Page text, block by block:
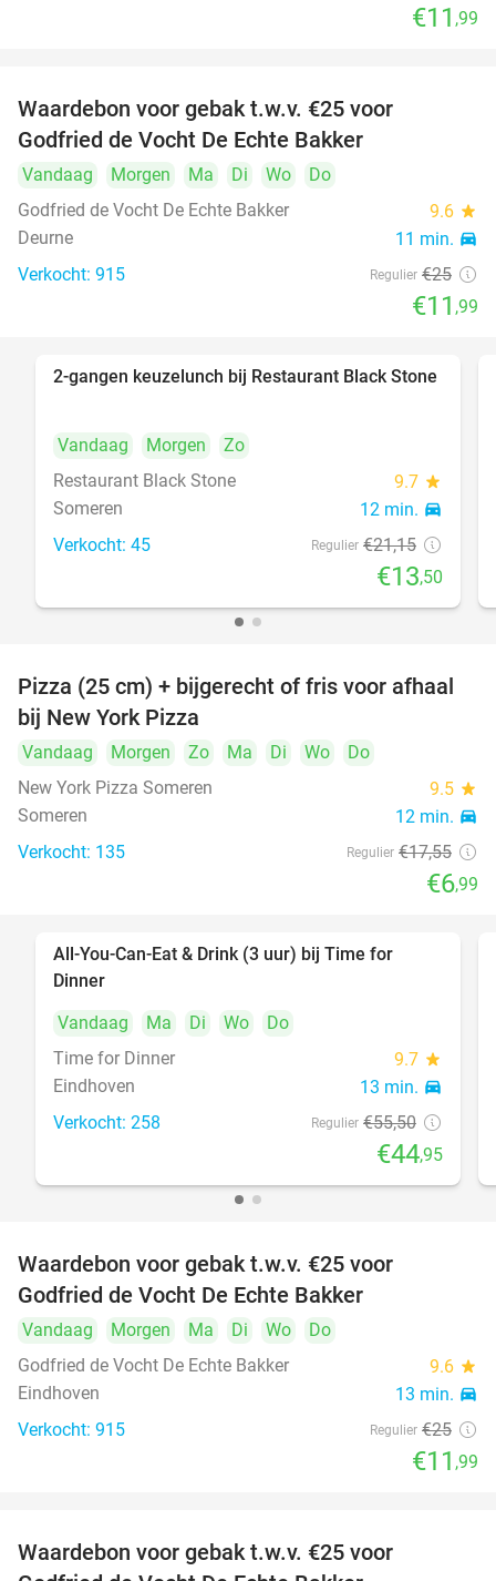
€11 ,99
Waardebon voor gebak t.w.v. €25 voor
Godfried de Vocht De Echte Bakker
Vandaag Morgen Ma Di Wo
Do
Godfried de Vocht De Echte Bakker
9.6 star
Deurne 11 min. directions_car
Verkocht: 915 Regulier €25
€11 ,99
36%
2-gangen keuzelunch bij Restaurant Black Stone
Vandaag Morgen
Zo
Restaurant Black Stone
9.7 star
Someren 12 min. directions_car
Verkocht: 45 Regulier €21,15
€13,50
60%
Pizza (25 cm) + bijgerecht of fris voor afhaal
bij New York Pizza
Vandaag Morgen Zo Ma Di Wo
Do
New York Pizza Someren
9.5 star
Someren 12 min. directions_car
Verkocht: 135 Regulier €17,55
€6,99
All-You-Can-Eat & Drink (3 uur) bij Time for
Dinner
Vandaag
Ma Di Wo
Do
Time for Dinner
9.7 star
Eindhoven 13 min. directions_car
Verkocht: 258 Regulier €55,50
€44,95
Waardebon voor gebak t.w.v. €25 voor
Godfried de Vocht De Echte Bakker
Vandaag Morgen Ma Di Wo
Do
Godfried de Vocht De Echte Bakker
9.6 star
Eindhoven 13 min. directions_car
Verkocht: 915 Regulier €25
€11 ,99
Waardebon voor gebak t.w.v. €25 voor